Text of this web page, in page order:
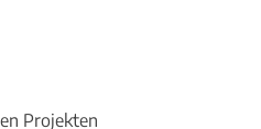
Projekten